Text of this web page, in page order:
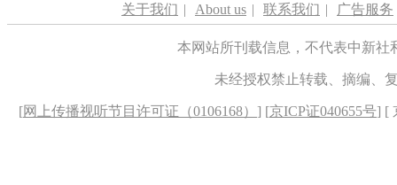
关于我们 | About us | 联系我们 | 广告服务
本网站所刊载信息，不代表中新
未经授权禁止转载、摘编、
[网上传播视听节目许可证（0106168） ] [京ICP证040655号] [